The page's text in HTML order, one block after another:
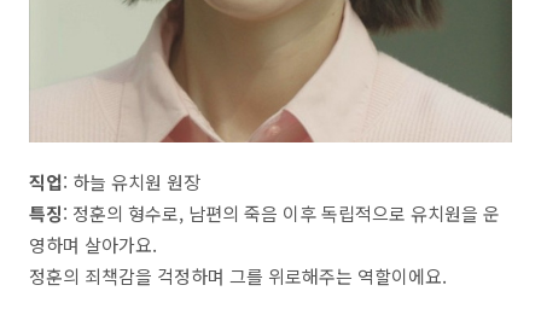
직업: 하늘 유치원 원장
특징: 정훈의 형수로, 남편의 죽음 이후 독립적으로 유치원을 운
영하며 살아가요.
정훈의 죄책감을 걱정하며 그를 위로해주는 역할이에요.